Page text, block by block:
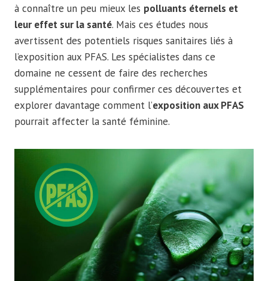
à connaître un peu mieux les polluants éternels et
leur effet sur la santé. Mais ces études nous
avertissent des potentiels risques sanitaires liés à
l’exposition aux PFAS. Les spécialistes dans ce
domaine ne cessent de faire des recherches
supplémentaires pour confirmer ces découvertes et
explorer davantage comment l’exposition aux PFAS
pourrait affecter la santé féminine.